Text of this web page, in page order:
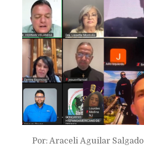
Por: Araceli Aguilar Salgado